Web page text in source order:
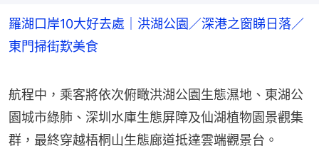
羅湖口岸10大好去處｜洪湖公園／深港之窗睇日落／
東門掃街歎美食
航程中，乘客將依次俯瞰洪湖公園生態濕地、東湖公
園城市綠肺、深圳水庫生態屏障及仙湖植物園景觀集
群，最終穿越梧桐山生態廊道抵達雲端觀景台。